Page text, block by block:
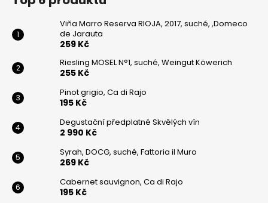
Viňa Marro Reserva RIOJA, 2017, suché, ,Domeco
de Jarauta
259 Kč
Riesling MOSEL N°1, suché, Weingut Köwerich
255 Kč
Pinot grigio, Ca di Rajo
195 Kč
Degustační předplatné Skvělých vín
2 990 Kč
Syrah, DOCG, suché, Fattoria il Muro
269 Kč
Cabernet sauvignon, Ca di Rajo
195 Kč